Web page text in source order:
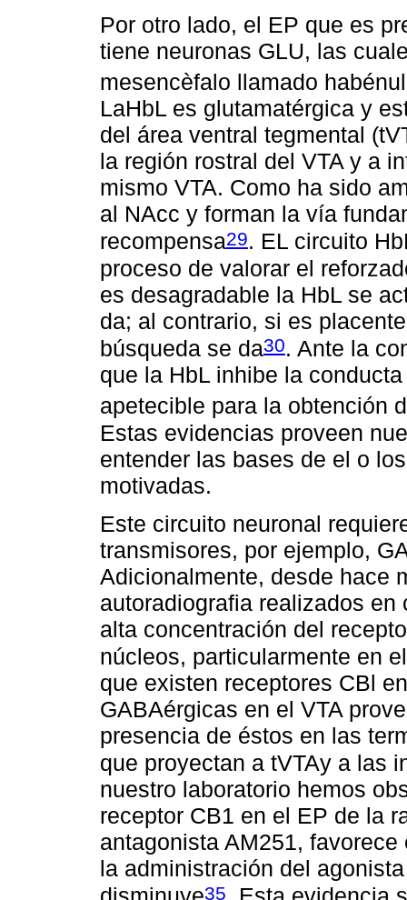
Por otro lado, el EP que es
tiene neuronas GLU, las
mesencèfalo llamado
LaHbL es glutamatérgica y
del área ventral tegmental
la región rostral del VTA y a
mismo VTA. Como ha sido
al NAcc y forman la vía
recompensa29. EL circuito
proceso de valorar el
es desagradable la HbL se
da; al contrario, si es
búsqueda se da30. Ante la
que la HbL inhibe la
apetecible para la obtención
Estas evidencias proveen
entender las bases de el o
motivadas.
Este circuito neuronal
transmisores, por ejemplo,
Adicionalmente, desde hace
autoradiografia realizados
alta concentración del
núcleos, particularmente en
que existen receptores CBl
GABAérgicas en el VTA
presencia de éstos en las
que proyectan a tVTAy a las
nuestro laboratorio hemos
receptor CB1 en el EP de la
antagonista AM251,
la administración del
35